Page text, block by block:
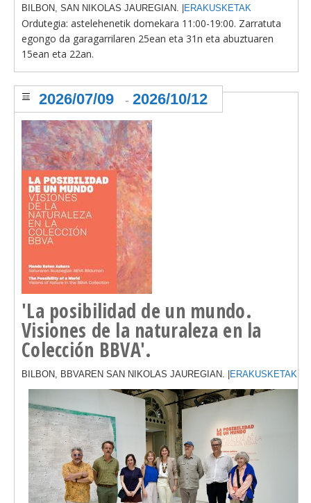
BILBON, SAN NIKOLAS JAUREGIAN. | ERAKUSKETAK
Ordutegia: astelehenetik domekara 11:00-19:00. Zarratuta
egongo da garagarrilaren 25ean eta 31n eta abuztuaren
15ean eta 22an.
'La posibilidad de un mundo.
Visiones de la naturaleza en la
Colección BBVA'.
2026/07/09 - 2026/10/12
BILBON, BBVAREN SAN NIKOLAS JAUREGIAN. | ERAKUSKETAK